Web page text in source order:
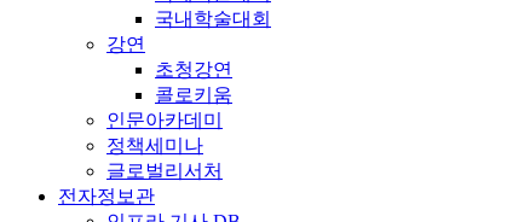
국내학술대회
강연
초청강연
콜로키움
인문아카데미
정책세미나
글로벌리서처
전자정보관